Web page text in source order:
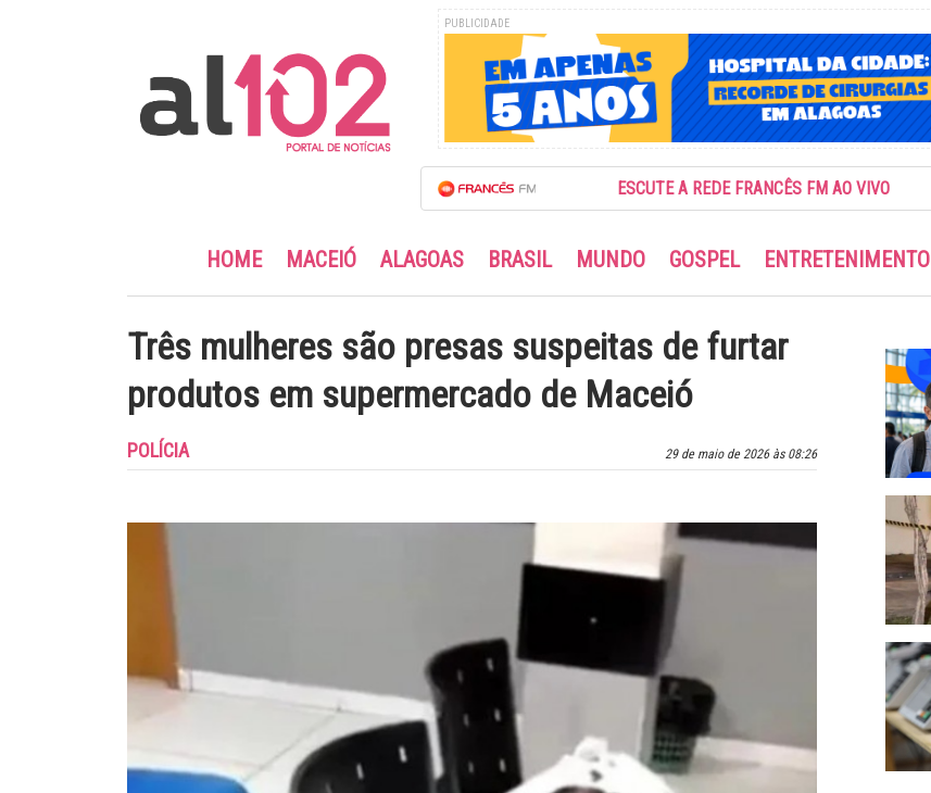
PUBLICIDADE
ESCUTE A REDE FRANCÊS FM AO VIVO
HOME MACEIÓ ALAGOAS BRASIL MUNDO GOSPEL ENTRETENIMENTO
Três mulheres são presas suspeitas de furtar
produtos em supermercado de Maceió
29 de maio de 2026 às 08:26
POLÍCIA